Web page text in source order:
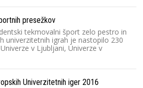
presežkov
tekmovalni šport zelo pestro in
univerzitetnih igrah je nastopilo 230
v Ljubljani, Univerze v
Univerzitetnih iger 2016